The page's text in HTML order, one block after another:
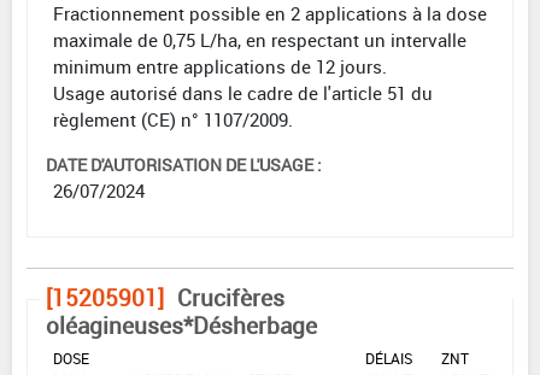
Fractionnement possible en 2 applications à la dose
maximale de 0,75 L/ha, en respectant un intervalle
minimum entre applications de 12 jours.
Usage autorisé dans le cadre de l'article 51 du
règlement (CE) n° 1107/2009.
DATE D'AUTORISATION DE L'USAGE :
26/07/2024
[15205901] Crucifères
oléagineuses*Désherbage
DOSE
DÉLAIS
ZNT